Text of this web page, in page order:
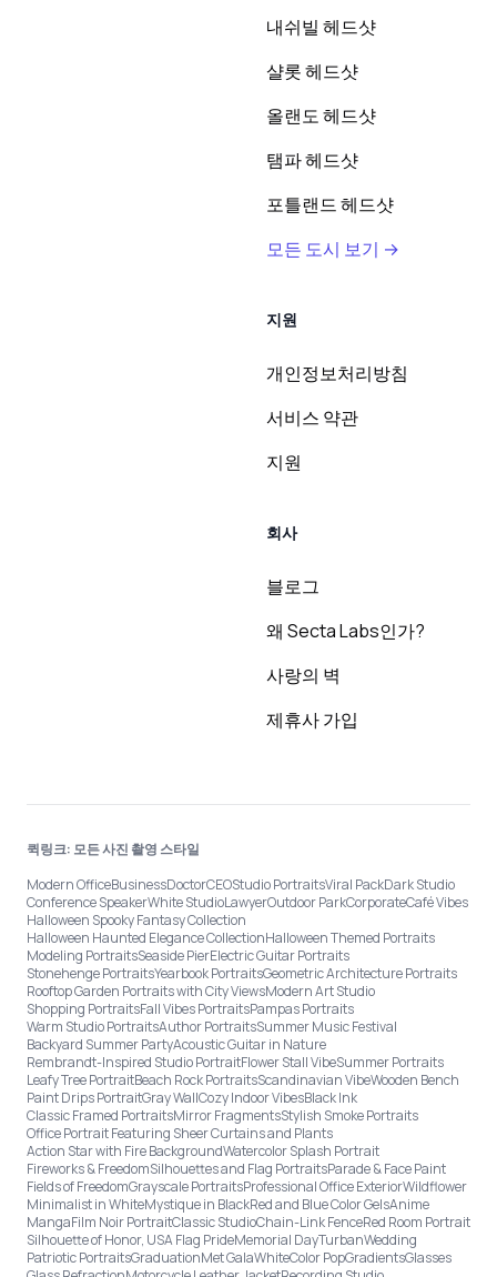
내쉬빌 헤드샷
샬롯 헤드샷
올랜도 헤드샷
탬파 헤드샷
포틀랜드 헤드샷
모든 도시 보기 →
지원
개인정보처리방침
서비스 약관
지원
회사
블로그
왜 Secta Labs인가?
사랑의 벽
제휴사 가입
퀵링크: 모든 사진 촬영 스타일
Modern OfficeBusinessDoctorCEOStudio PortraitsViral PackDark Studio
Conference SpeakerWhite StudioLawyerOutdoor ParkCorporateCafé Vibes
Halloween Spooky Fantasy Collection
Halloween Haunted Elegance CollectionHalloween Themed Portraits
Modeling PortraitsSeaside PierElectric Guitar Portraits
Stonehenge PortraitsYearbook PortraitsGeometric Architecture Portraits
Rooftop Garden Portraits with City ViewsModern Art Studio
Shopping PortraitsFall Vibes PortraitsPampas Portraits
Warm Studio PortraitsAuthor PortraitsSummer Music Festival
Backyard Summer PartyAcoustic Guitar in Nature
Rembrandt-Inspired Studio PortraitFlower Stall VibeSummer Portraits
Leafy Tree PortraitBeach Rock PortraitsScandinavian VibeWooden Bench
Paint Drips PortraitGray WallCozy Indoor VibesBlack Ink
Classic Framed PortraitsMirror FragmentsStylish Smoke Portraits
Office Portrait Featuring Sheer Curtains and Plants
Action Star with Fire BackgroundWatercolor Splash Portrait
Fireworks & FreedomSilhouettes and Flag PortraitsParade & Face Paint
Fields of FreedomGrayscale PortraitsProfessional Office ExteriorWildflower
Minimalist in WhiteMystique in BlackRed and Blue Color GelsAnime
MangaFilm Noir PortraitClassic StudioChain-Link FenceRed Room Portrait
Silhouette of Honor, USA Flag PrideMemorial DayTurbanWedding
Patriotic PortraitsGraduationMet GalaWhiteColor PopGradientsGlasses